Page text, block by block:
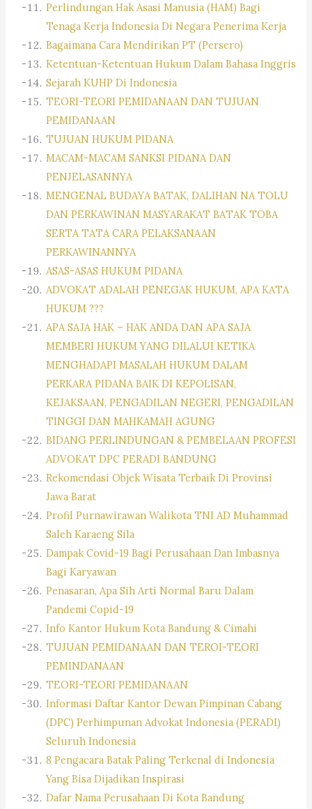
Perlindungan Hak Asasi Manusia (HAM) Bagi
Tenaga Kerja Indonesia Di Negara Penerima Kerja
Bagaimana Cara Mendirikan PT (Persero)
Ketentuan-Ketentuan Hukum Dalam Bahasa Inggris
Sejarah KUHP Di Indonesia
TEORI-TEORI PEMIDANAAN DAN TUJUAN
PEMIDANAAN
TUJUAN HUKUM PIDANA
MACAM-MACAM SANKSI PIDANA DAN
PENJELASANNYA
MENGENAL BUDAYA BATAK, DALIHAN NA TOLU
DAN PERKAWINAN MASYARAKAT BATAK TOBA
SERTA TATA CARA PELAKSANAAN
PERKAWINANNYA
ASAS-ASAS HUKUM PIDANA
ADVOKAT ADALAH PENEGAK HUKUM, APA KATA
HUKUM ???
APA SAJA HAK – HAK ANDA DAN APA SAJA
MEMBERI HUKUM YANG DILALUI KETIKA
MENGHADAPI MASALAH HUKUM DALAM
PERKARA PIDANA BAIK DI KEPOLISAN,
KEJAKSAAN, PENGADILAN NEGERI, PENGADILAN
TINGGI DAN MAHKAMAH AGUNG
BIDANG PERLINDUNGAN & PEMBELAAN PROFESI
ADVOKAT DPC PERADI BANDUNG
Rekomendasi Objek Wisata Terbaik Di Provinsi
Jawa Barat
Profil Purnawirawan Walikota TNI AD Muhammad
Saleh Karaeng Sila
Dampak Covid-19 Bagi Perusahaan Dan Imbasnya
Bagi Karyawan
Penasaran, Apa Sih Arti Normal Baru Dalam
Pandemi Copid-19
Info Kantor Hukum Kota Bandung & Cimahi
TUJUAN PEMIDANAAN DAN TEROI-TEORI
PEMINDANAAN
TEORI-TEORI PEMIDANAAN
Informasi Daftar Kantor Dewan Pimpinan Cabang
(DPC) Perhimpunan Advokat Indonesia (PERADI)
Seluruh Indonesia
8 Pengacara Batak Paling Terkenal di Indonesia
Yang Bisa Dijadikan Inspirasi
Dafar Nama Perusahaan Di Kota Bandung